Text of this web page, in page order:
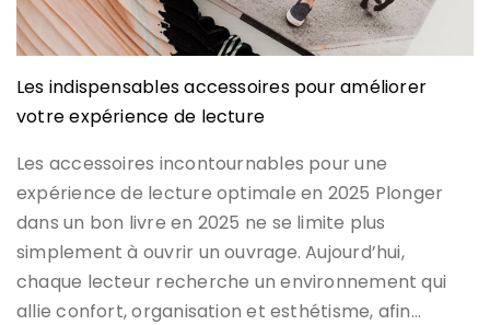
Les indispensables accessoires pour améliorer
votre expérience de lecture
Les accessoires incontournables pour une
expérience de lecture optimale en 2025 Plonger
dans un bon livre en 2025 ne se limite plus
simplement à ouvrir un ouvrage. Aujourd’hui,
chaque lecteur recherche un environnement qui
allie confort, organisation et esthétisme, afin…